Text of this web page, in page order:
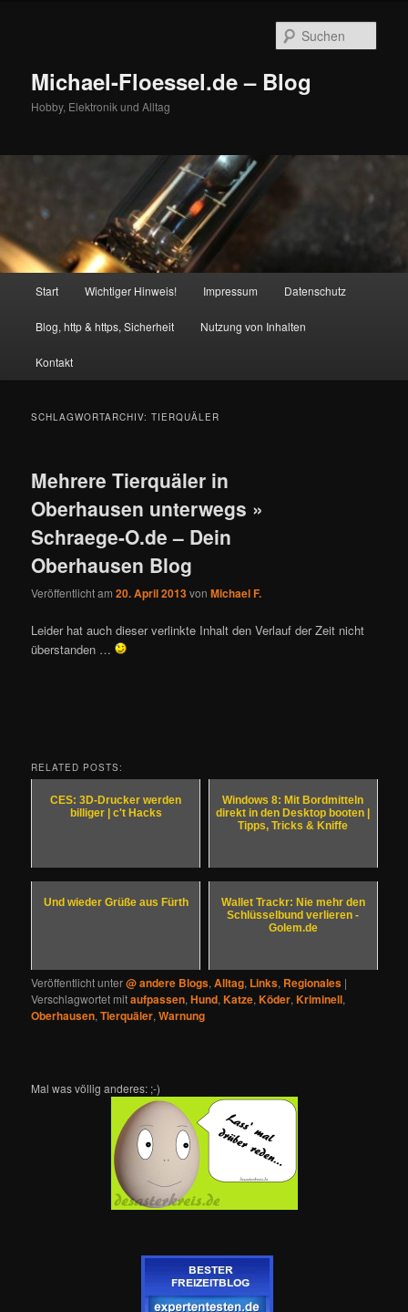
Michael-Floessel.de – Blog
Hobby, Elektronik und Alltag
Start Wichtiger Hinweis! Impressum Datenschutz
Blog, http & https, Sicherheit Nutzung von Inhalten
Kontakt
SCHLAGWORTARCHIV:TIERQUÄLER
Mehrere Tierquäler in
Oberhausen unterwegs »
Schraege-O.de – Dein
Oberhausen Blog
Veröffentlicht am20. April 2013vonMichael F.
Leider hat auch dieser verlinkte Inhalt den Verlauf der Zeit nicht
überstanden …
RELATED POSTS:
CES: 3D-Drucker werden
billiger | c't Hacks
Windows 8: Mit Bordmitteln
direkt in den Desktop booten |
Tipps, Tricks & Kniffe
Und wieder Grüße aus Fürth
Wallet Trackr: Nie mehr den
Schlüsselbund verlieren -
Golem.de
Veröffentlicht unter@ andere Blogs,Alltag, Links, Regionales |
Verschlagwortet mitaufpassen,Hund,Katze,Köder,Kriminell,
Oberhausen,Tierquäler,Warnung
Mal was völlig anderes: ;-)